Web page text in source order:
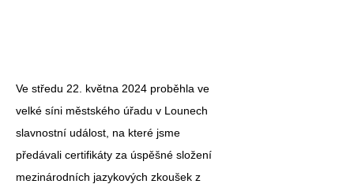
Ve středu 22. května 2024 proběhla ve
velké síni městského úřadu v Lounech
slavnostní událost, na které jsme
předávali certifikáty za úspěšné složení
mezinárodních jazykových zkoušek z